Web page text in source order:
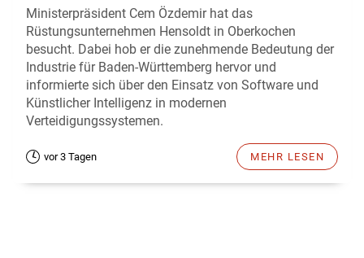
Ministerpräsident Cem Özdemir hat das
Rüstungsunternehmen Hensoldt in Oberkochen
besucht. Dabei hob er die zunehmende Bedeutung der
Industrie für Baden-Württemberg hervor und
informierte sich über den Einsatz von Software und
Künstlicher Intelligenz in modernen
Verteidigungssystemen.
vor 3 Tagen MEHR LESEN